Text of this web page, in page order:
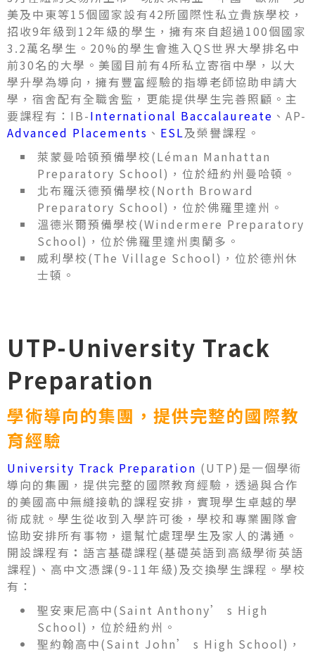
美及中東等15個國家設有42所國際性私立貴族學校，
招收9年級到12年級的學生，擁有來自超過100個國家
3.2萬名學生。20%的學生會進入QS世界大學排名中
前30名的大學。美國目前有4所私立寄宿中學，以大
學升學為導向，擁有豐富經驗的指導老師協助申請大
學，宿舍配有全職舍監，更能提供學生完善照顧。主
要課程有：IB-International Baccalaureate 、AP-
Advanced Placements 、 ESL及榮譽課程。
萊蒙曼哈頓預備學校(Léman Manhattan
Preparatory School)，位於紐約州曼哈頓。
北布羅沃德預備學校(North Broward
Preparatory School)，位於佛羅里達州。
溫德米爾預備學校(Windermere Preparatory
School)，位於佛羅里達州奧蘭多。
威利學校(The Village School)，位於德州休
士頓。
UTP-University Track
Preparation
學術導向的集團，提供完整的國際教
育經驗
University Track Preparation (UTP)是一個學術
導向的集團，提供完整的國際教育經驗，透過與合作
的美國高中無縫接軌的課程安排，實現學生卓越的學
術成就。學生從收到入學許可後，學校和專業團隊會
協助安排所有事物，還幫忙處理學生及家人的溝通。
開設課程有 ： 語言基礎課程(基礎英語到高級學術英語
課程)、高中文憑課(9-11年級)及交換學生課程。學校
有：
聖安東尼高中(Saint Anthony’ s High
School)，位於紐約州。
聖約翰高中(Saint John’ s High School)，